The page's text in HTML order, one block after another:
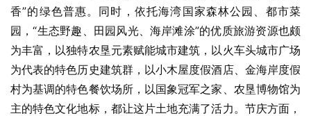
香”的绿色普惠。同时，依托海湾国家森林公园、都市菜
园，“生态野趣、田园风光、海岸滩涂”的优质旅游资源也颇
为丰富，以独特农垦元素赋能城市建筑，以火车头城市广场
为代表的特色历史建筑群，以小木屋度假酒店、金海岸度假
村为基调的特色餐饮场所，以国象冠军之家、农垦博物馆为
主的特色文化地标，都让这片土地充满了活力。节庆方面，